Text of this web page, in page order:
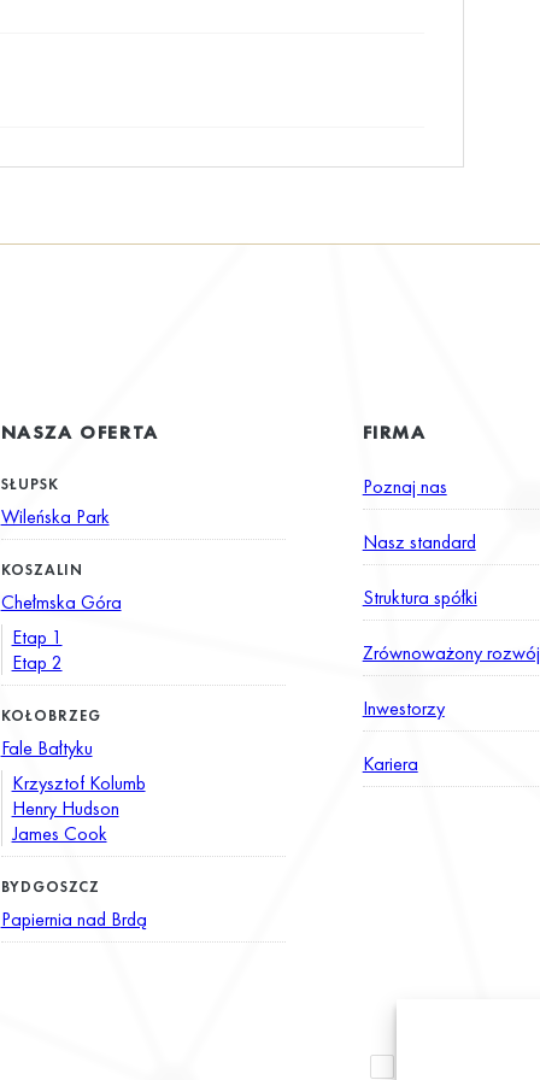
NASZA OFERTA
SŁUPSK
Wileńska Park
KOSZALIN
Chełmska Góra
Etap 1
Etap 2
KOŁOBRZEG
Fale Bałtyku
Krzysztof Kolumb
Henry Hudson
James Cook
BYDGOSZCZ
Papiernia nad Brdą
FIRMA
Poznaj nas
Nasz standard
Struktura spółki
Zrównoważony rozwój
Inwestorzy
Kariera